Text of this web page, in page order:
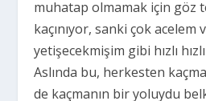
muhatap olmamak için göz
kaçınıyor, sanki çok acelem
yetişecekmişim gibi hızlı
Aslında bu, herkesten
de kaçmanın bir yoluydu